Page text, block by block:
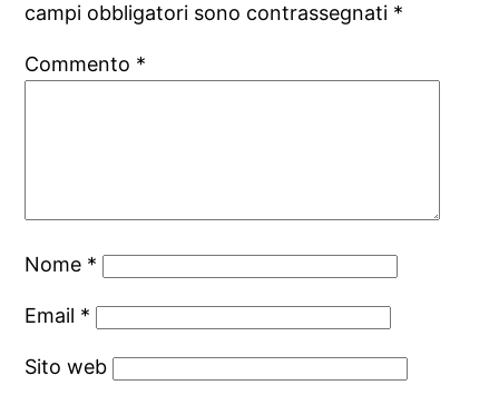
campi obbligatori sono contrassegnati *
Commento *
Nome *
Email *
Sito web